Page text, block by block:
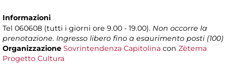
Informazioni
Tel 060608 (tutti i giorni ore 9.00 - 19.00). Non occorre la
prenotazione. Ingresso libero fino a esaurimento posti (100)
Organizzazione Sovrintendenza Capitolina con Zètema
Progetto Cultura